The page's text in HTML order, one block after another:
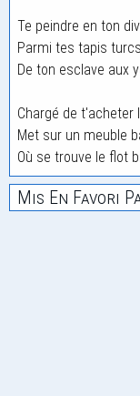
Te peindre en ton
Parmi tes tapis
De ton esclave aux
Chargé de t'acheter
Met sur un meuble
Où se trouve le flot
Mis En Favori